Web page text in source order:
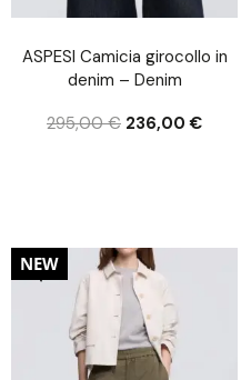
ASPESI Camicia girocollo in
denim – Denim
295,00€ 236,00€
20%
NEW